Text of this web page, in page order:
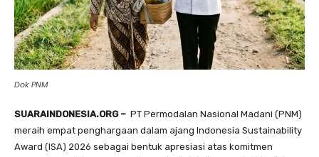
Dok PNM
SUARAINDONESIA.ORG – PT Permodalan Nasional Madani (PNM)
meraih empat penghargaan dalam ajang Indonesia Sustainability
Award (ISA) 2026 sebagai bentuk apresiasi atas komitmen